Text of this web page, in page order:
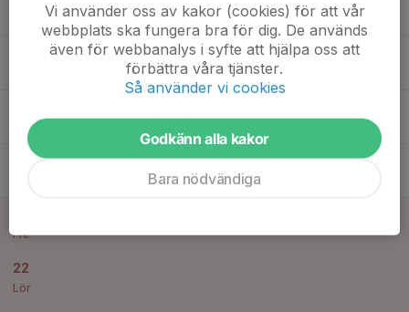
19:00
Frillesås Idrottshall
Ons
Fre
22
Lör
Vi använder oss av kakor (cookies) för att vår
webbplats ska fungera bra för dig. De används
även för webbanalys i syfte att hjälpa oss att
förbättra våra tjänster.
Så använder vi cookies
Godkänn alla kakor
Bara nödvändiga